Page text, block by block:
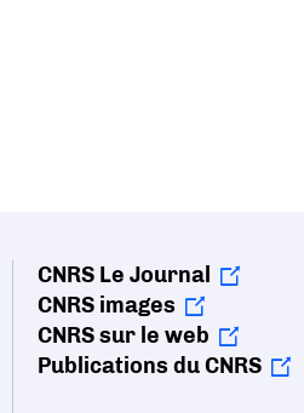
CNRS Le Journal
CNRS images
CNRS sur le web
Publications du CNRS